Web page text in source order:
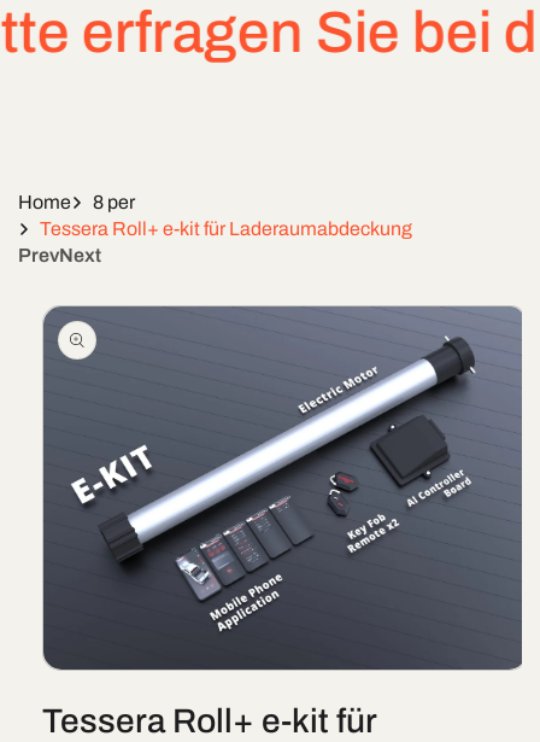
Sie bei
Home
8 per
Tessera Roll+ e-kit für Laderaumabdeckung
PrevNext
Skip To
Product
Information
1
in
Tessera Roll+ e-kit für